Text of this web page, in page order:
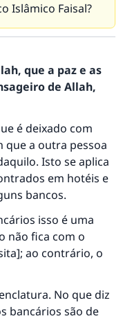
Islâmico Faisal?
que a paz e as
de Allah,
é deixado com
que a outra pessoa
Isto se aplica
em hotéis e
bancos.
isso é uma
não fica com o
ao contrário, o
No que diz
bancários são de